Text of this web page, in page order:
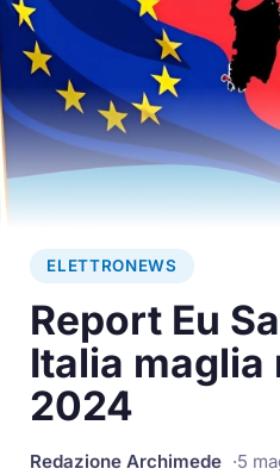
ELETTRONEWS
Report Eu
Italia maglia
2024
Redazione Archimede 5